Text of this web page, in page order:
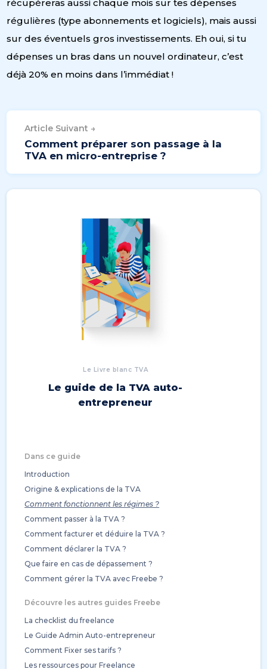
Le Livre blanc TVA
Le guide de la TVA auto-
entrepreneur
Dans ce guide
Introduction
Origine & explications de la TVA
Comment fonctionnent les régimes ?
Comment passer à la TVA ?
Comment facturer et déduire la TVA ?
Comment déclarer la TVA ?
Que faire en cas de dépassement ?
Comment gérer la TVA avec Freebe ?
Découvre les autres guides Freebe
La checklist du freelance
Le Guide Admin Auto-entrepreneur
Comment Fixer ses tarifs ?
Les ressources pour Freelance
récupéreras aussi chaque mois sur tes dépenses
régulières (type abonnements et logiciels), mais aussi
sur des éventuels gros investissements. Eh oui, si tu
dépenses un bras dans un nouvel ordinateur, c’est
déjà 20% en moins dans l’immédiat !
Article Suivant →
Comment préparer son passage à la
TVA en micro-entreprise ?